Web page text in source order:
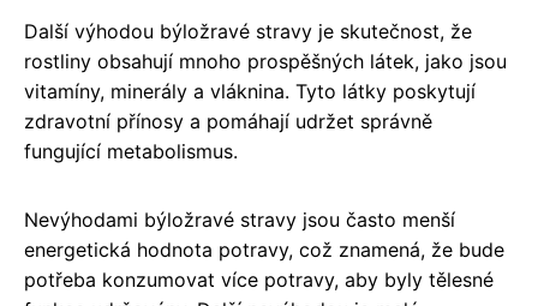
Další výhodou býložravé stravy je skutečnost, že
rostliny obsahují mnoho prospěšných látek, jako jsou
vitamíny, minerály a vláknina. Tyto látky poskytují
zdravotní přínosy a pomáhají udržet správně
fungující metabolismus.
Nevýhodami býložravé stravy jsou často menší
energetická hodnota potravy, což znamená, že bude
potřeba konzumovat více potravy, aby byly tělesné